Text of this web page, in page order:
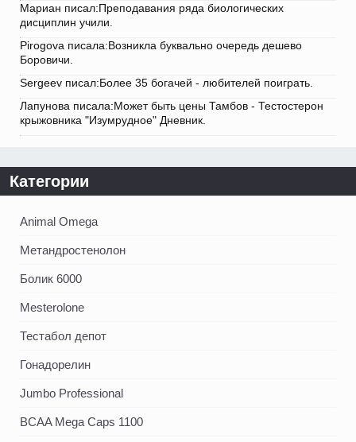
Мариан писал:Преподавания ряда биологических
дисциплин учили.
Pirogova писала:Возникла буквально очередь дешево
Боровичи.
Sergeev писал:Более 35 богачей - любителей поиграть.
Лапунова писала:Может быть цены Тамбов - Тестостерон
крыжовника "Изумрудное" Дневник.
Категории
Animal Omega
Метандростенолон
Болик 6000
Mesterolone
Тестабол депот
Гонадорелин
Jumbo Professional
BCAA Mega Caps 1100